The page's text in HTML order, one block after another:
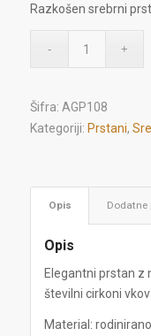
Razkošen srebrni
Šifra: AGP108
Kategoriji: Prstani,
Opis Dodatne
Opis
Elegantni prstan z
številni cirkoni
Material: